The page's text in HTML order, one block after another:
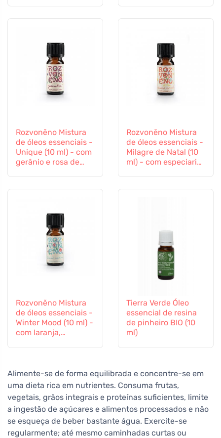
Rozvoněno Mistura
de óleos essenciais -
Unique (10 ml) - com
gerânio e rosa de
Rozvoněno Mistura
de óleos essenciais -
Milagre de Natal (10
ml) - com especiarias
Rozvoněno Mistura
de óleos essenciais -
Winter Mood (10 ml) -
com laranja,
Tierra Verde Óleo
essencial de resina
de pinheiro BIO (10
ml)
Alimente-se de forma equilibrada e concentre-se em
uma dieta rica em nutrientes. Consuma frutas,
vegetais, grãos integrais e proteínas suficientes, limite
a ingestão de açúcares e alimentos processados e não
se esqueça de beber bastante água. Exercite-se
regularmente; até mesmo caminhadas curtas ou